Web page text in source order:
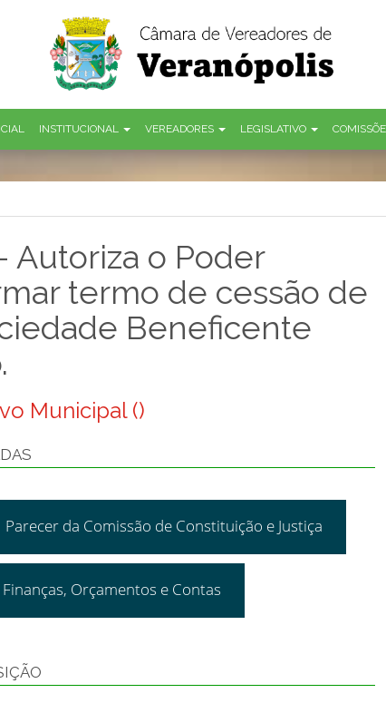
INSTITUCIONAL VEREADORES LEGISLATIVO
Autoriza o Poder
termo de cessão de
Beneficente
Municipal ()
Parecer da Comissão de Constituição e Justiça
Orçamentos e Contas